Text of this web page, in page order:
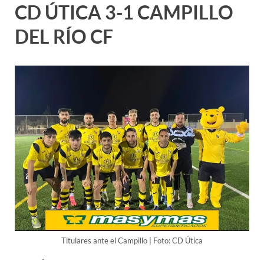
CD ÚTICA 3-1 CAMPILLO
DEL RÍO CF
Titulares ante el Campillo | Foto: CD Útica